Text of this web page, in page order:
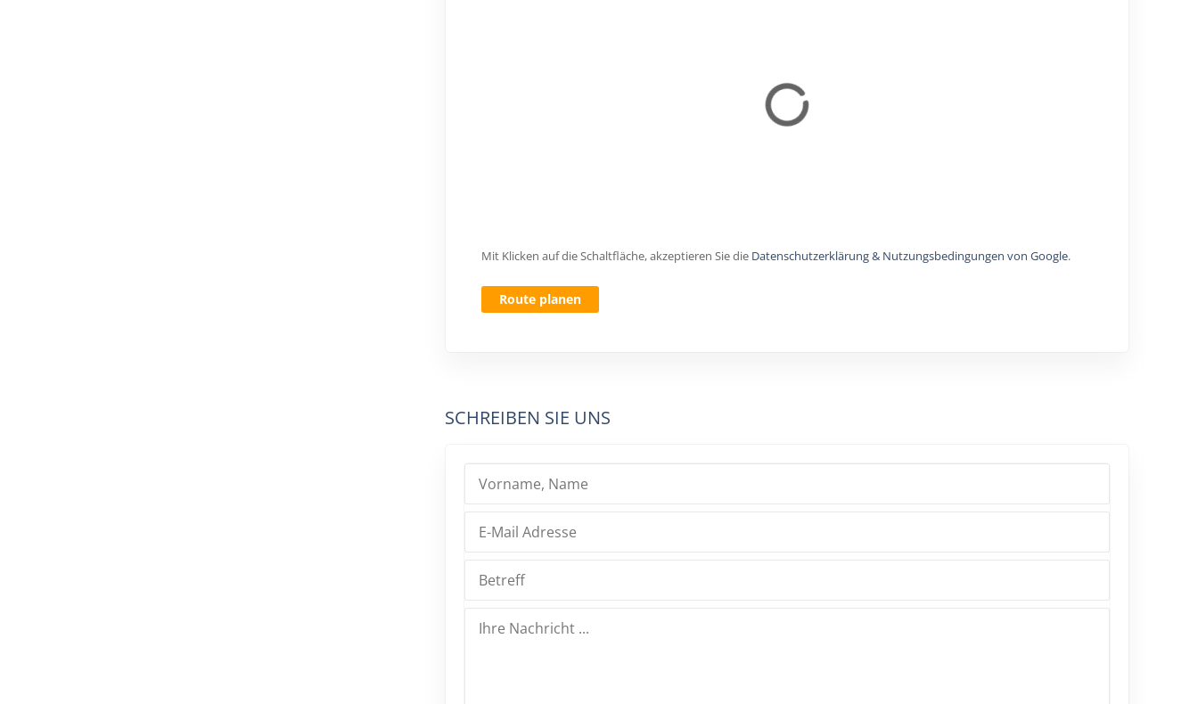
Mit Klicken auf die Schaltfläche, akzeptieren Sie die Datenschutzerklärung & Nutzungsbedingungen von Google.
Route planen
SCHREIBEN SIE UNS